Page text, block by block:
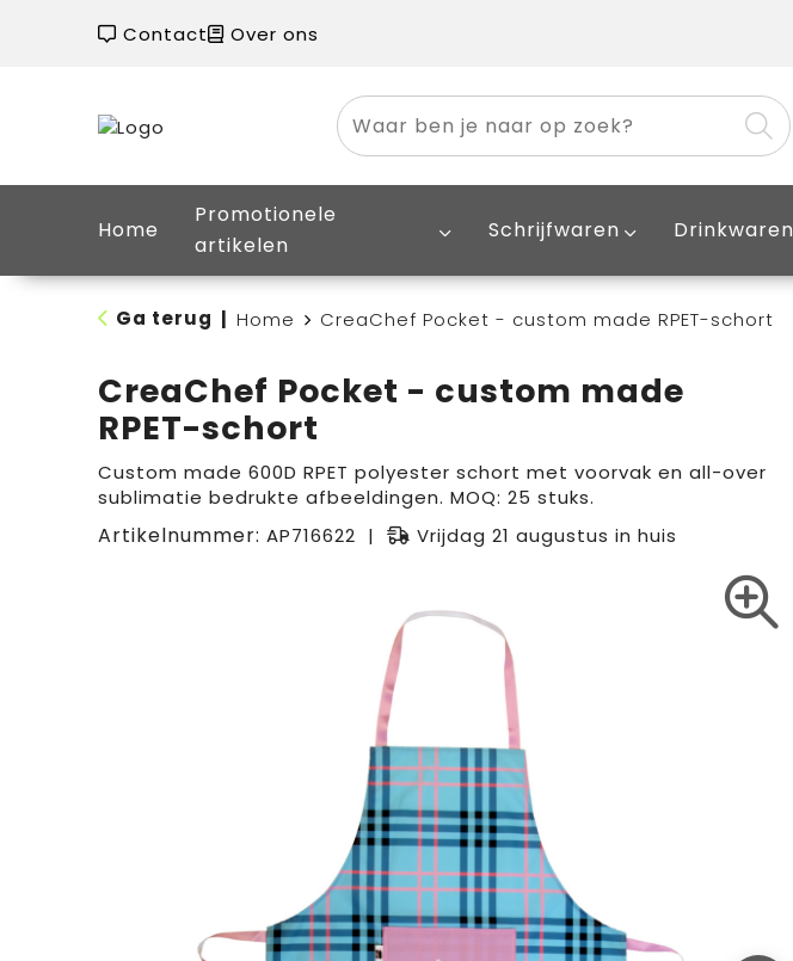
Contact Over ons
Home
Promotionele
artikelen
Schrijfwaren Drinkwaren
Ga terug Home CreaChef Pocket - custom made RPET-schort
CreaChef Pocket - custom made
RPET-schort
Custom made 600D RPET polyester schort met voorvak en all-over
sublimatie bedrukte afbeeldingen. MOQ: 25 stuks.
Artikelnummer: AP716622 Vrijdag 21 augustus in huis